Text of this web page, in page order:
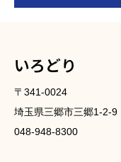
いろどり
〒341-0024
埼玉県三郷市三郷1-2-9
048-948-8300